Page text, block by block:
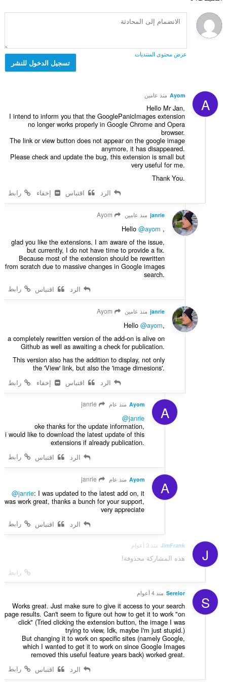
ا
ت
ي
م
ا
ل
ي
ت
م
ا
ت
:
ل
إ
ا
ت
ق
ي
م
ا
ت
عرض محتوى المنتديات
تسجيل الدخول للنشر
A
Ayom منذ عامين
Hello Mr Jan,
I intend to inform you that the GooglePanicImages extension
no longer works properly in Google Chrome and Opera
browser.
The link or view button does not appear on the google image
anymore, it has disappeared.
Please check and update the bug, this extension is small but
very useful for me.
Thank You.
إخفاء
رابط الرد اقتباس
janrie منذ عامين
Hello@ayom ,
glad you like the extensions. I am aware of the issue,
but currently, I do not have time to provide a fix.
Because most of the extension should be rewritten
from scratch due to massive changes in Google images
search.
رابط
الرد اقتباس
janrie منذ عامين
Hello@ayom,
a completely rewritten version of the add-on is alive on
Github as well as awaiting a check for publication.
This version also has the addition to display, not only
the 'View' link, but also the 'image dimesions'.
إخفاء
رابط الرد اقتباس
A
Ayom منذ عام
@janrie
oke thanks for the update information,
i would like to download the latest update of this
extensions if already publication.
رابط
الرد اقتباس
A
Ayom منذ عام
@janrie: I was updated to the latest add on, it
was work great, thanks a bunch for your support,
very appreciate
رابط
الرد اقتباس
J
JimFrank منذ 3 أعوام
هذه المشاركة محذوفة!
رابط
S
Serelor منذ 4 أعوام
Works great. Just make sure to give it access to your search
page results. Can't seem to figure out how to get it to work "on
click" (Tried clicking the extension button, the image I was
trying to view, Idk, maybe I'm just stupid.)
But changing it to work on specific sites (namely Google,
which I wanted to get it to work on since Google Images
removed this useful feature years back) worked great.
رابط
الرد اقتباس